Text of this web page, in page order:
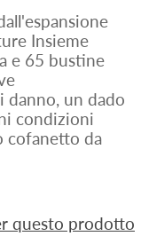
Insieme
e 65 bustine
danno, un dado
condizioni
cofanetto da
questo prodotto